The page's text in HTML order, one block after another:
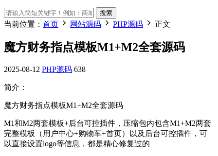
搜索
当前位置： 首页 网站源码 PHP源码 正文
魔方财务指点模板M1+M2全套源码
2025-08-12 PHP源码 638
简介：
魔方财务指点模板M1+M2全套源码
M1和M2两套模板+后台可控插件，压缩包内包含M1+M2两套
完整模板（用户中心+购物车+首页）以及后台可控插件，可
以直接设置logo等信息，都是精心修复过的